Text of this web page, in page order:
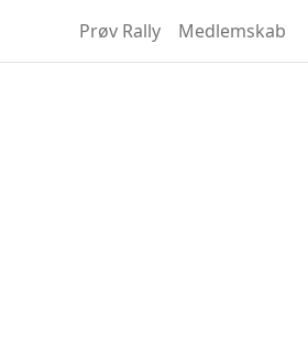
Prøv Rally Medlemskab